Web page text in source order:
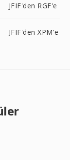
JFIF'den RGF'e
JFIF'den XPM'e